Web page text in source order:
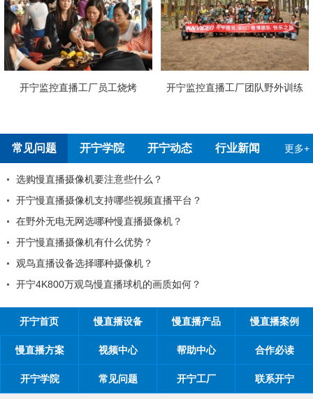
烧烤
开宁监控直播工厂团队野外训练
常见问题 开宁学院 开宁动态 行业新闻 更多+
意些什么？
哪些视频直播平台？
慢直播摄像机？
么优势？
摄像机？
播球机的画质如何？
开宁首页 慢直播设备 慢直播产品 慢直播案例
慢直播方案 视频中心 帮助中心 合作必读
开宁学院 常见问题 开宁工厂 联系开宁